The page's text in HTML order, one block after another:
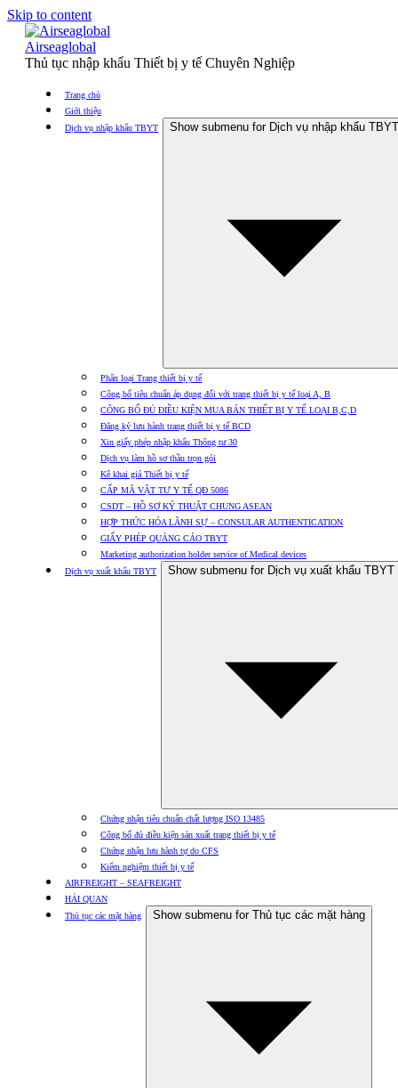
Skip to content
Airseaglobal
Thủ tục nhập khẩu Thiết bị y tế Chuyên Nghiệp
Trang chủ
Giới thiệu
Dịch vụ nhập khẩu TBYT
Show submenu for Dịch vụ nhập khẩu TBYT
Phân loại Trang thiết bị y tế
Công bố tiêu chuẩn áp dụng đối với trang thiết bị y tế loại A, B
CÔNG BỐ ĐỦ ĐIỀU KIỆN MUA BÁN THIẾT BỊ Y TẾ LOẠI B,C,D
Đăng ký lưu hành trang thiết bị y tế BCD
Xin giấy phép nhập khẩu Thông tư 30
Dịch vụ làm hồ sơ thầu trọn gói
Kê khai giá Thiết bị y tế
CẤP MÃ VẬT TƯ Y TẾ QĐ 5086
CSDT – HỒ SƠ KỸ THUẬT CHUNG ASEAN
HỢP THỨC HÓA LÃNH SỰ – CONSULAR AUTHENTICATION
GIẤY PHÉP QUẢNG CÁO TBYT
Marketing authorization holder service of Medical devices
Dịch vụ xuất khẩu TBYT
Show submenu for Dịch vụ xuất khẩu TBYT
Chứng nhận tiêu chuẩn chất lượng ISO 13485
Công bố đủ điều kiện sản xuất trang thiết bị y tế
Chứng nhận lưu hành tự do CFS
Kiểm nghiệm thiết bị y tế
AIRFREIGHT – SEAFREIGHT
HẢI QUAN
Thủ tục các mặt hàng
Show submenu for Thủ tục các mặt hàng